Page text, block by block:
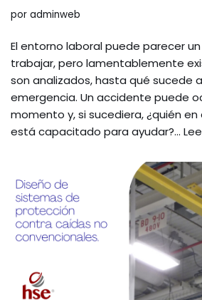
por adminweb
El entorno laboral puede parecer
trabajar, pero lamentablemente
son analizados, hasta qué sucede
emergencia. Un accidente puede
momento y, si sucediera, ¿quién
está capacitado para ayudar?…